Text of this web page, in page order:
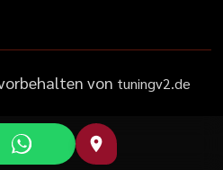
von tuningv2.de